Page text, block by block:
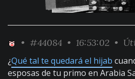
• #44084 • 16:53:02 •
¿Qué tal te quedará el hijab
esposas de tu primo en Arabia